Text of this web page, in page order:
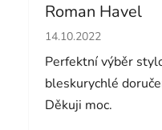
Roman Havel
Hodnocení obchodu
14.10.2022
Perfektní výběr
bleskurychlé
Děkuji moc.